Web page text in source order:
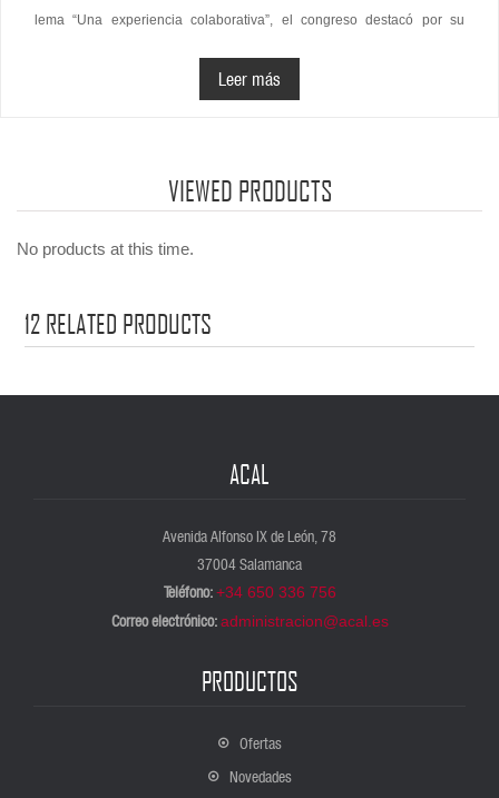
lema “Una experiencia colaborativa”, el congreso destacó por su
grupos de trabajo, fomentando el debate, el intercambio de buenas
profesión. En el artículo central de este nuevo número de Archivamos
una demostración de cómo la colaboración puede transformar el
Leer más
VIEWED PRODUCTS
No products at this time.
12 RELATED PRODUCTS
ACAL
Avenida Alfonso IX de León, 78
37004 Salamanca
Teléfono: +34 650 336 756
Correo electrónico: administracion@acal.es
PRODUCTOS
Ofertas
Novedades